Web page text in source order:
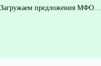
Загружаем предложения МФО…